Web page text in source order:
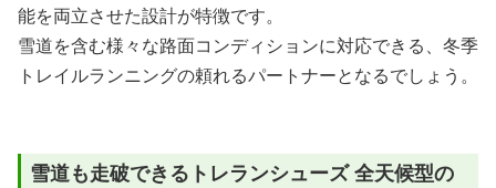
能を両立させた設計が特徴です。
雪道を含む様々な路面コンディションに対応できる、冬季
トレイルランニングの頼れるパートナーとなるでしょう。
雪道も走破できるトレランシューズ 全天候型の